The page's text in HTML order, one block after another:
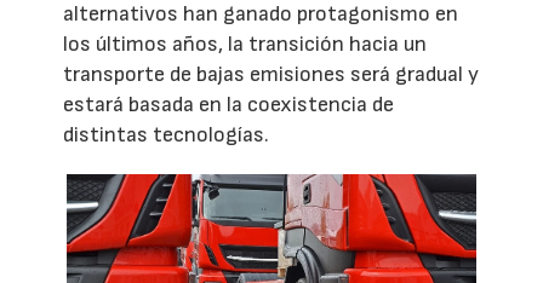
alternativos han ganado protagonismo en
los últimos años, la transición hacia un
transporte de bajas emisiones será gradual y
estará basada en la coexistencia de
distintas tecnologías.